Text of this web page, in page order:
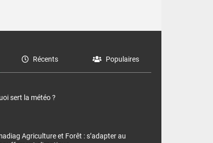
Récents Populaires
sert la météo ?
Agriculture et Forêt : s’adapter au